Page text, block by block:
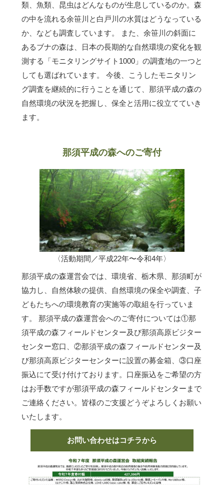
類、魚類、昆虫はどんなものが生息しているのか。森
の中を流れる余笹川と白戸川の水質はどうなっている
か、なども調査しています。 また、余笹川の斜面に
あるブナの森は、日本の長期的な自然環境の変化を観
測する「モニタリングサイト1000」の調査地の一つと
しても選ばれています。 今後、こうしたモニタリン
グ調査を継続的に行うことを通じて、那須平成の森の
自然環境の状況を把握し、保全と活用に役立てていき
ます。
那須平成の森へのご寄付
〈活動期間／平成22年〜令和4年〉
那須平成の森運営会では、環境省、栃木県、那須町が
協力し、自然体験の提供、自然環境の保全や調査、子
どもたちへの環境教育の実施等の取組を行っていま
す。 那須平成の森運営会へのご寄付については①那
須平成の森フィールドセンター及び那須高原ビジター
センター窓口、②那須平成の森フィールドセンター及
び那須高原ビジターセンターに設置の募金箱、③口座
振込にて受け付けております。口座振込をご希望の方
はお手数ですが那須平成の森フィールドセンターまで
ご連絡ください。皆様のご支援どうぞよろしくお願い
いたします。
お問い合わせはコチラから